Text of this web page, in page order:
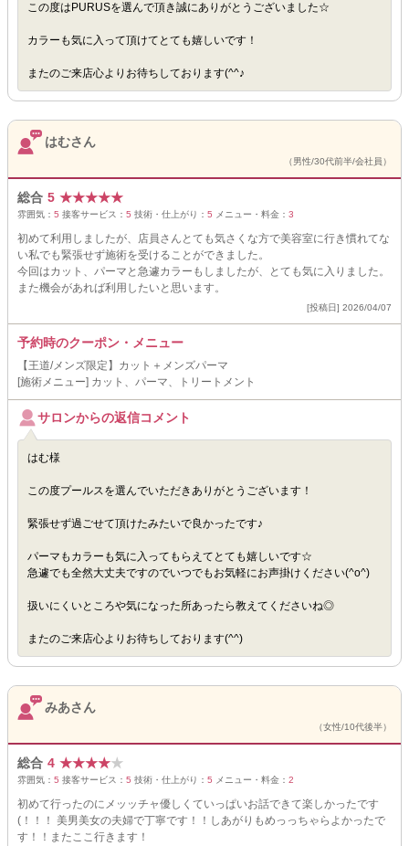
この度はPURUSを選んで頂き誠にありがとうございました☆
カラーも気に入って頂けてとても嬉しいです！
またのご来店心よりお待ちしております(^^♪
はむさん
（男性/30代前半/会社員）
総合 5 ★★★★★
雰囲気： 5 接客サービス： 5 技術・仕上がり： 5 メニュー・料金： 3
初めて利用しましたが、店員さんとても気さくな方で美容室に行き慣れてな
い私でも緊張せず施術を受けることができました。
今回はカット、パーマと急遽カラーもしましたが、とても気に入りました。
また機会があれば利用したいと思います。
[投稿日] 2026/04/07
予約時のクーポン・メニュー
【王道/メンズ限定】カット＋メンズパーマ
[施術メニュー] カット、パーマ、トリートメント
サロンからの返信コメント
はむ様
この度プールスを選んでいただきありがとうございます！
緊張せず過ごせて頂けたみたいで良かったです♪
パーマもカラーも気に入ってもらえてとても嬉しいです☆
急遽でも全然大丈夫ですのでいつでもお気軽にお声掛けください(^o^)
扱いにくいところや気になった所あったら教えてくださいね◎
またのご来店心よりお待ちしております(^^)
みあさん
（女性/10代後半）
総合 4 ★★★★★
雰囲気： 5 接客サービス： 5 技術・仕上がり： 5 メニュー・料金： 2
初めて行ったのにメッッチャ優しくていっぱいお話できて楽しかったです
(！！！ 美男美女の夫婦で丁寧です！！しあがりもめっっちゃらよかったで
す！！またここ行きます！